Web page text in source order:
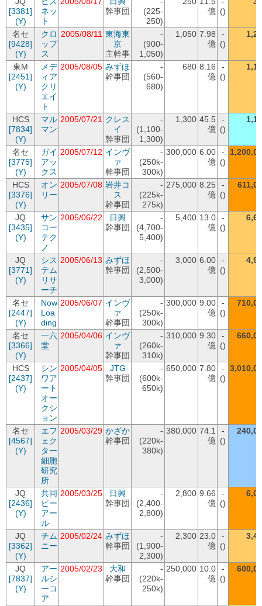
[3381]
(Y)
ネッ
ト
幹事団
(225-
250)
億 ()
名セ
[9428]
(Y)
クロ
ップ
ス
2005/08/11 東海東
京
主幹事
-
(900-
1,050)
1,050 7.98
億
-
()
東M
[2451]
(Y)
メデ
ィア
クリ
エイ
ト
2005/08/05 みずほ
幹事団
-
(560-
680)
680 8.16
億
-
()
HCS
[7834]
(Y)
マル
マン
2005/07/21 クレス
イ
幹事団
-
(1,100-
1,300)
1,300 45.5
億
-
()
名セ
[3775]
(Y)
ガイ
アッ
クス
2005/07/12 インヴ
ァ
幹事団
-
(250k-
300k)
300,000 6.00
億
-
()
HCS
[3376]
(Y)
オン
リー
2005/07/08 岩井コ
ス
幹事団
-
(225k-
275k)
275,000 8.25
億
-
()
JQ
[3435]
(Y)
サン
コー
テク
ノ
2005/06/22
日興
幹事団
-
(4,700-
5,400)
5,400 13.0
億
-
()
JQ
[3771]
(Y)
シス
テム
リサ
ーチ
2005/06/13 みずほ
幹事団
-
(2,500-
3,000)
3,000 6.00
億
-
()
名セ
[2447]
(Y)
Now
Loa
ding
2005/06/07 インヴ
ァ
幹事団
-
(250k-
300k)
300,000 9.00
億
-
()
名セ
[3366]
(Y)
一六
堂
2005/04/06 インヴ
ァ
幹事団
-
(260k-
310k)
310,000 9.30
億
-
()
HCS
[2437]
(Y)
シン
ワア
ート
オー
クシ
ョン
2005/04/05
JTG
幹事団
-
(600k-
650k)
650,000 7.80
億
-
()
名セ
[4567]
(Y)
エフ
ェク
ター
細胞
研究
所
2005/03/29 かざか
幹事団
-
(220k-
380k)
380,000 74.1
億
-
()
JQ
[2436]
(Y)
共同
ピー
アー
ル
2005/03/25
日興
幹事団
-
(2,400-
2,800)
2,800 9.66
億
-
()
JQ
[3362]
(Y)
チム
ニー
2005/02/24 みずほ
幹事団
-
(1,900-
2,300)
2,300 23.0
億
-
()
JQ
[7837]
(Y)
アー
ルシ
ーコ
ア
2005/02/23
大和
幹事団
-
(220k-
250k)
250,000 10.0
億
-
()